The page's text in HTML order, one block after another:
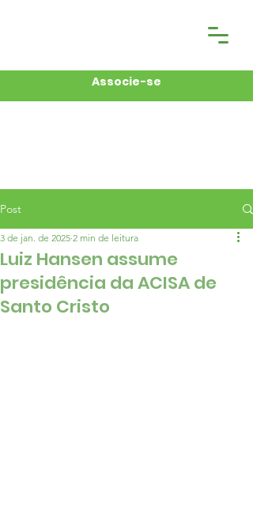
Associe-se
Post
Luiz Hansen assume
presidência da ACISA de
Santo Cristo
3 de jan. de 2025 2 min de leitura